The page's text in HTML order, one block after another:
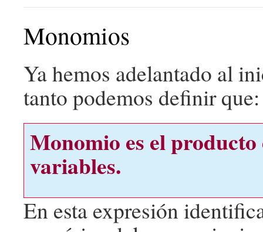
Monomios
Ya hemos adelantado al
tanto podemos definir que:
Monomio es el
variables.
En esta expresión